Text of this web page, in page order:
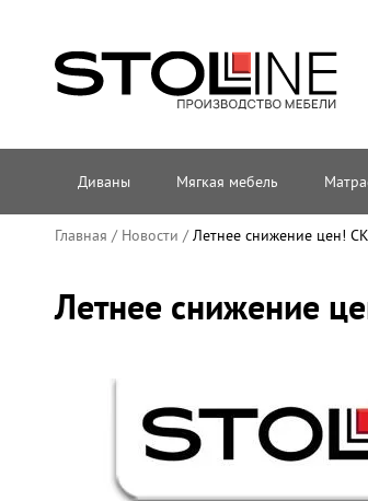
Диваны Мягкая мебель
Главная / Новости /Летнее снижение цен!
Летнее снижение